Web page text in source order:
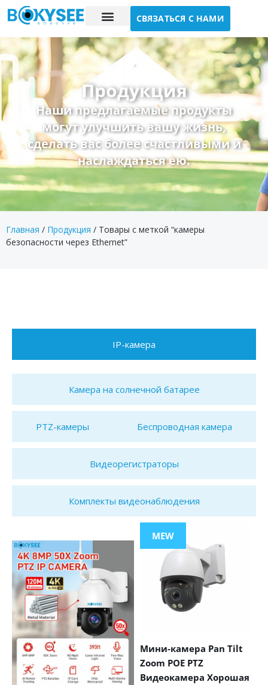
СВЯЗАТЬСЯ С НАМИ
Продукция
Наши предлагаемые продукты
могут улучшить вашу жизнь,
сделать вас более счастливыми и
наслаждаться ею.
Главная / Продукция / Товары с меткой “камеры
безопасности через Ethernet”
IP-камера
Камера на солнечной батарее
PTZ-камеры Беспроводная камера
Видеорегистраторы
Комплекты видеонаблюдения
MEW
Мини-камера Pan Tilt
Zoom POE PTZ
Видеокамера Хорошая